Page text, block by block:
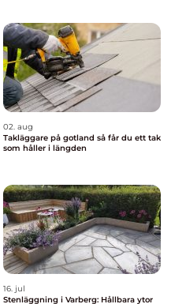
02. aug
Takläggare på gotland så får du ett tak
som håller i längden
16. jul
Stenläggning i Varberg: Hållbara ytor